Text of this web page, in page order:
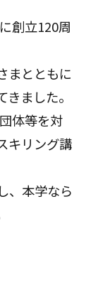
創立120周
まとともに
ました。
体等を対
キリング講
、本学なら